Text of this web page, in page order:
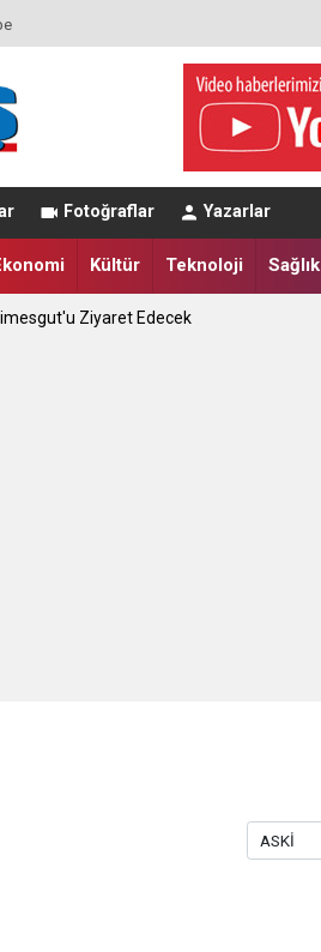
Fotoğraflar Yazarlar
Kültür Teknoloji Sağlık
Ziyaret Edecek